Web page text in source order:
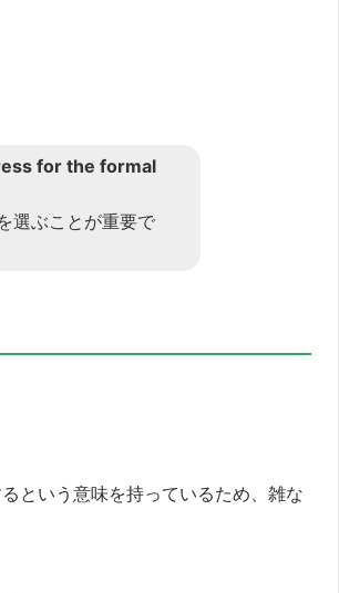
for the formal
選ぶことが重要で
という意味を持っているため、雑な